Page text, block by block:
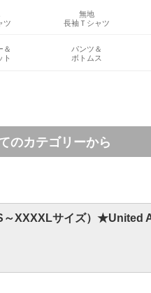
ツ
無地
長袖Ｔシャツ
＆
ト
パンツ＆
ボトムス
XXXXLサイズ）★United